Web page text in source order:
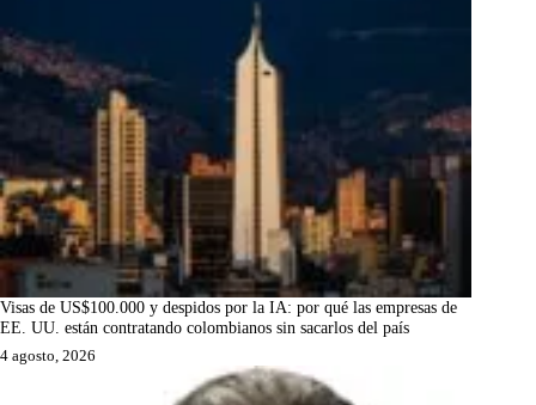
Visas de US$100.000 y despidos por la IA: por qué las empresas de
EE. UU. están contratando colombianos sin sacarlos del país
4 agosto, 2026